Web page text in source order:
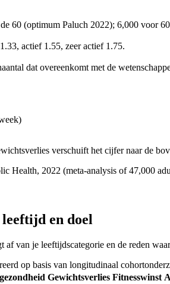
60 (optimum Paluch 2022); 6,000 voor
actief 1.55, zeer actief 1.75.
dat overeenkomt met de
verschuift het cijfer naar de
Health, 2022 (meta-analysis of 47,000
en doel
af van je leeftijdscategorie en de reden
op basis van longitudinaal
Gewichtsverlies Fitnesswinst